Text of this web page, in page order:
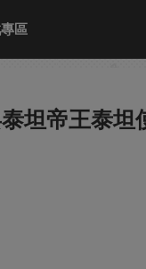
區
坦帝王泰坦